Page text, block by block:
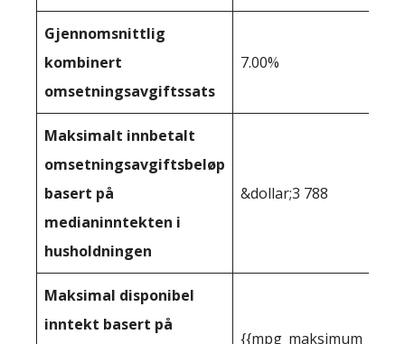
Gjennomsnittlig
kombinert
omsetningsavgiftssats
7.00%
Maksimalt innbetalt
omsetningsavgiftsbeløp
basert på
medianinntekten i
husholdningen
&dollar;3 788
Maksimal disponibel
inntekt basert på